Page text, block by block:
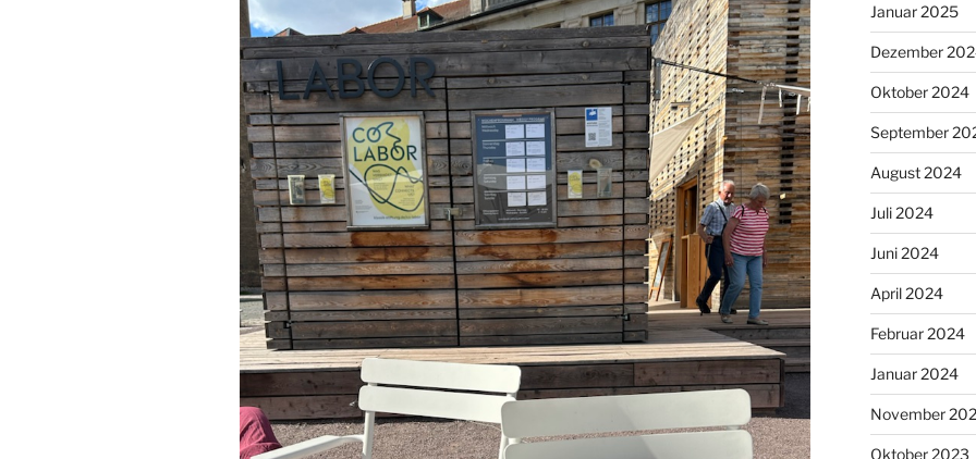
Januar 2025
Dezember
Oktober 2024
September
August 2024
Juli 2024
Juni 2024
April 2024
Februar 2024
Januar 2024
November
Oktober 2023